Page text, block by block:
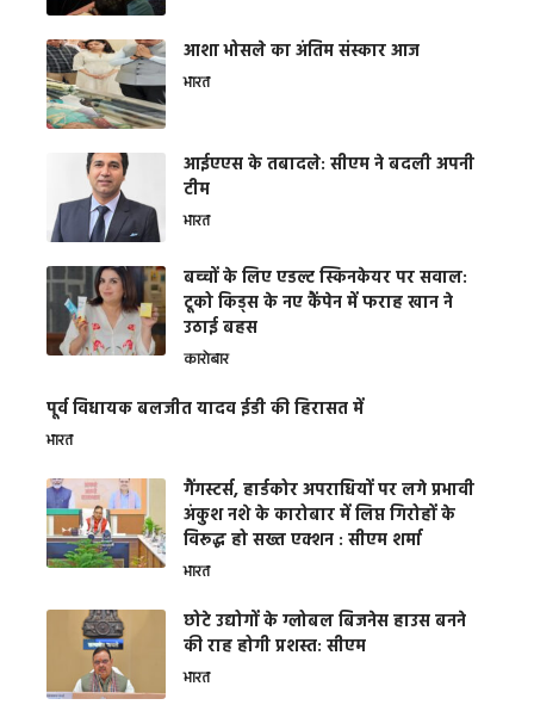
आशा भोसले का अंतिम संस्कार आज
भारत
आईएएस के तबादले: सीएम ने बदली अपनी
टीम
भारत
बच्चों के लिए एडल्ट स्किनकेयर पर सवाल:
टूको किड्स के नए कैंपेन में फराह खान ने
उठाई बहस
कारोबार
पूर्व विधायक बलजीत यादव ईडी की हिरासत में
भारत
गैंगस्टर्स, हार्डकोर अपराधियों पर लगे प्रभावी
अंकुश नशे के कारोबार में लिप्त गिरोहों के
विरूद्ध हो सख्त एक्शन : सीएम शर्मा
भारत
छोटे उद्योगों के ग्लोबल बिजनेस हाउस बनने
की राह होगी प्रशस्त: सीएम
भारत